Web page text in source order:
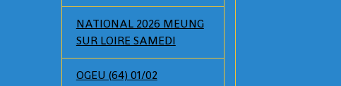
NATIONAL 2026 MEUNG
SUR LOIRE SAMEDI
OGEU (64) 01/02